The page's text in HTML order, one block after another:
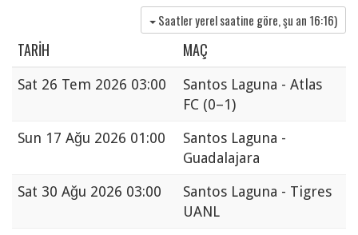
Saatler yerel saatine göre, şu an 16:16)
TARIH MAÇ
Sat 26 Tem 2026 03:00
Santos Laguna - Atlas
FC (0–1)
Sun 17 Ağu 2026 01:00
Santos Laguna -
Guadalajara
Sat 30 Ağu 2026 03:00
Santos Laguna - Tigres
UANL